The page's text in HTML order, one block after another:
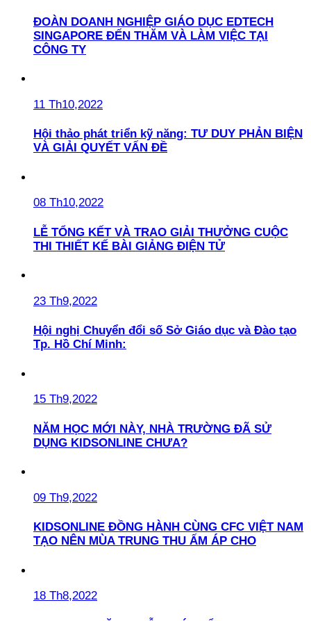
ĐOÀN DOANH NGHIỆP GIÁO DỤC EDTECH
SINGAPORE ĐẾN THĂM VÀ LÀM VIỆC TẠI
CÔNG TY
11 Th10,2022
Hội thảo phát triển kỹ năng: TƯ DUY PHẢN BIỆN
VÀ GIẢI QUYẾT VẤN ĐỀ
08 Th10,2022
LỄ TỔNG KẾT VÀ TRAO GIẢI THƯỞNG CUỘC
THI THIẾT KẾ BÀI GIẢNG ĐIỆN TỬ
23 Th9,2022
Hội nghị Chuyển đổi số Sở Giáo dục và Đào tạo
Tp. Hồ Chí Minh:
15 Th9,2022
NĂM HỌC MỚI NÀY, NHÀ TRƯỜNG ĐÃ SỬ
DỤNG KIDSONLINE CHƯA?
09 Th9,2022
KIDSONLINE ĐỒNG HÀNH CÙNG CFC VIỆT NAM
TẠO NÊN MÙA TRUNG THU ẤM ÁP CHO
18 Th8,2022